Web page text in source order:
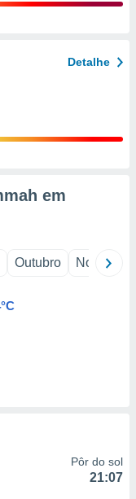
Detalhe
em
Outubro Novembro
Pôr do sol
21:07